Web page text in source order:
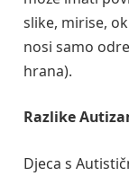
slike, mirise,
nosi samo
hrana).
Razlike
Djeca s